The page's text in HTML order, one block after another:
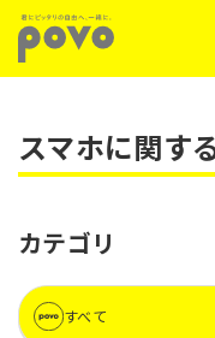
スマホに関す
カテゴリ
すべて